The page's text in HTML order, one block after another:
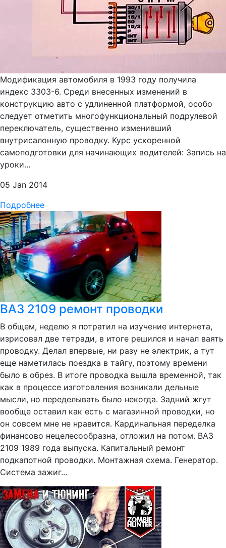
Модификация автомобиля в 1993 году получила
индекс 3303-6. Среди внесенных изменений в
конструкцию авто с удлиненной платформой, особо
следует отметить многофункциональный подрулевой
переключатель, существенно изменивший
внутрисалонную проводку. Курс ускоренной
самоподготовки для начинающих водителей: Запись на
уроки...
05 Jan 2014
Подробнее
ВАЗ 2109 ремонт проводки
В общем, неделю я потратил на изучение интернета,
изрисовал две тетради, в итоге решился и начал ваять
проводку. Делал впервые, ни разу не электрик, а тут
еще наметилась поездка в тайгу, поэтому времени
было в обрез. В итоге проводка вышла временной, так
как в процессе изготовления возникали дельные
мысли, но переделывать было некогда. Задний жгут
вообще оставил как есть с магазинной проводки, но
он совсем мне не нравится. Кардинальная переделка
финансово нецелесообразна, отложил на потом. ВАЗ
2109 1989 года выпуска. Капитальный ремонт
подкапотной проводки. Монтажная схема. Генератор.
Система зажиг...